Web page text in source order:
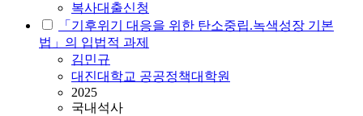
복사대출신청
「기후위기 대응을 위한 탄소중립.녹색성장 기본
법」의 입법적 과제
김민규
대진대학교 공공정책대학원
2025
국내석사